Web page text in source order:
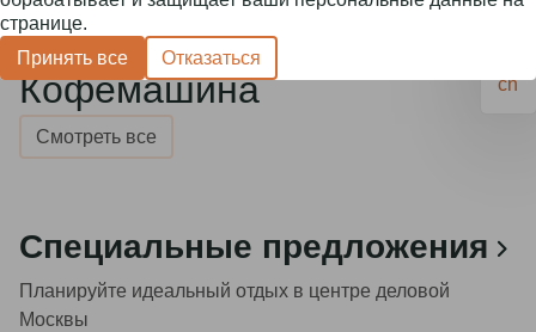
Фен
Кофемашина
Смотреть все
Специальные предложения
Планируйте идеальный отдых в центре деловой
Москвы
странице.
Принять все
Отказаться
cn